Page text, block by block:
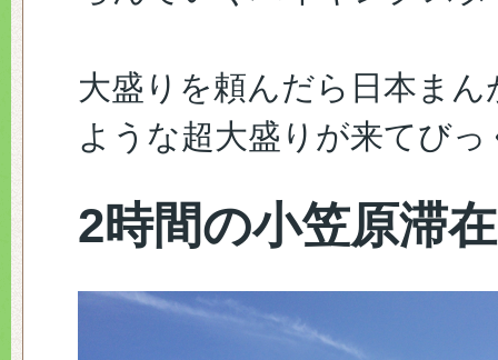
大盛りを頼んだら日本まん
ような超大盛りが来てびっ
2時間の小笠原滞